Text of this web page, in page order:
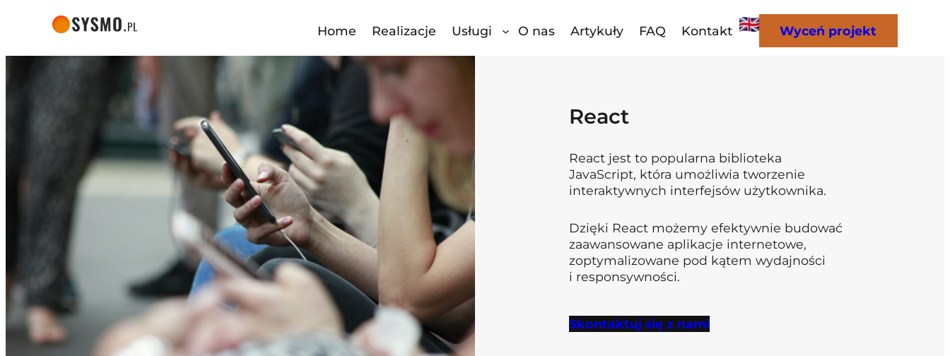
Home Realizacje Usługi O nas Artykuły FAQ Kontakt Wyceń projekt
React
React jest to popularna biblioteka
JavaScript, która umożliwia tworzenie
interaktywnych interfejsów użytkownika.
Dzięki React możemy efektywnie budować
zaawansowane aplikacje internetowe,
zoptymalizowane pod kątem wydajności
i responsywności.
Skontaktuj się z nami